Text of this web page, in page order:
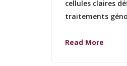
cellules claires
traitements
Read More